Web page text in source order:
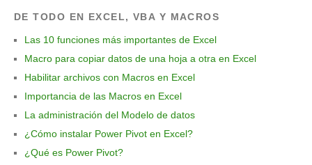
DE TODO EN EXCEL, VBA Y MACROS
Las 10 funciones más importantes de Excel
Macro para copiar datos de una hoja a otra en Excel
Habilitar archivos con Macros en Excel
Importancia de las Macros en Excel
La administración del Modelo de datos
¿Cómo instalar Power Pivot en Excel?
¿Qué es Power Pivot?